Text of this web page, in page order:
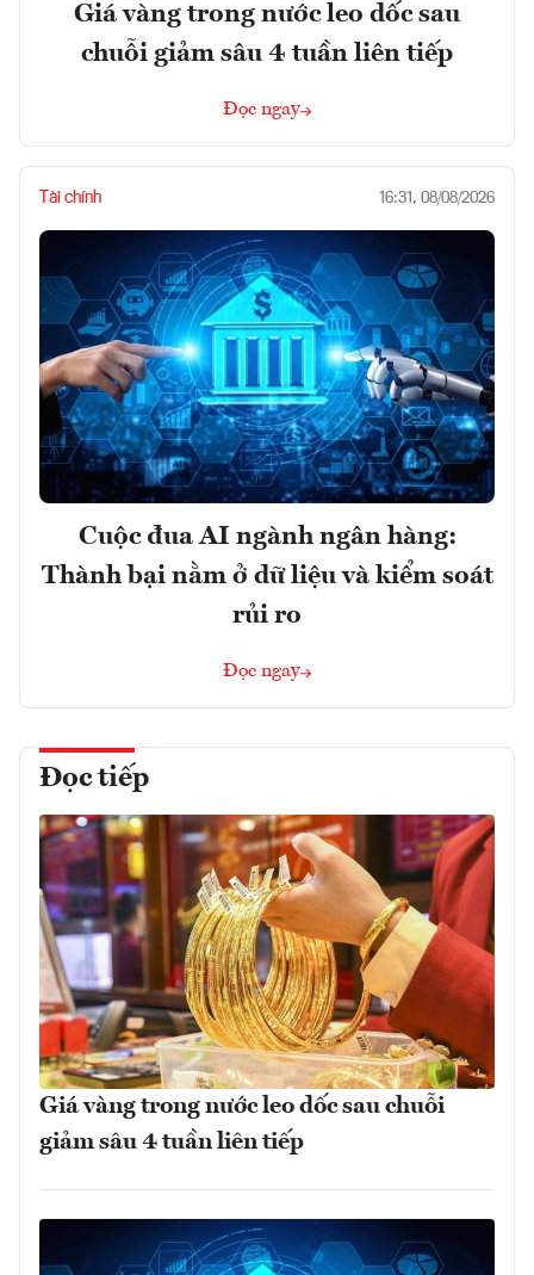
Giá vàng trong nước leo dốc sau
chuỗi giảm sâu 4 tuần liên tiếp
Đọc ngay
Tài chính 16:31, 08/08/2026
Cuộc đua AI ngành ngân hàng:
Thành bại nằm ở dữ liệu và kiểm soát
rủi ro
Đọc ngay
Đọc tiếp
Giá vàng trong nước leo dốc sau chuỗi
giảm sâu 4 tuần liên tiếp